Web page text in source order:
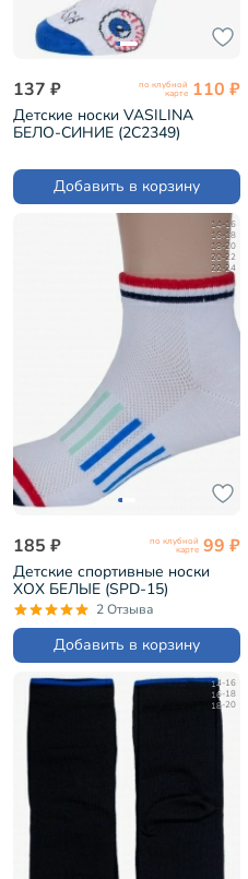
137 ₽ по клубной
карте 110 ₽
Детские носки VASILINA
БЕЛО-СИНИЕ (2С2349)
Добавить в корзину
14-16
16-18
18-20
20-22
22-24
185 ₽ по клубной
карте 99 ₽
Детские спортивные носки
ХОХ БЕЛЫЕ (SPD-15)
2 Отзыва
Добавить в корзину
14-16
16-18
18-20